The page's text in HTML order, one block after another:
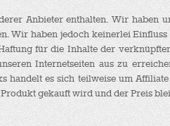
Anbieter enthalten. Wir haben
Wir haben jedoch keinerlei
für die Inhalte der
Internetseiten aus zu
handelt es sich teilweise um
gekauft wird und der Preis